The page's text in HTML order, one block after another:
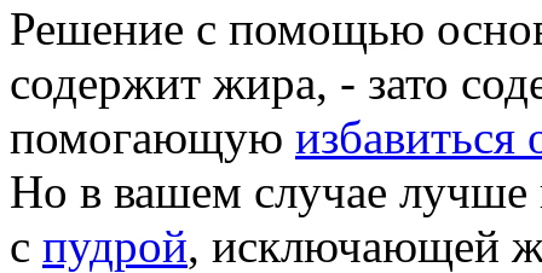
Решение с помощью
содержит жира, - зато
помогающую
Но в вашем случае
с пудрой, исключающей